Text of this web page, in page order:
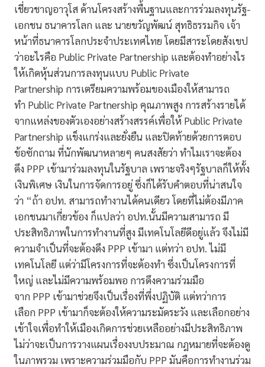
เชี่ยวชาญอาวุโส ด้านโครงสร้างพื้นฐานและการร่วมลงทุนรัฐ-
เอกชน ธนาคารโลก และ นายขวัญพัฒน์ สุทธิธรรมกิจ เจ้า
หน้าที่ธนาคารโลกประจำประเทศไทย โดยมีสาระโดยสังเขป
ว่าอะไรคือ Public Private Partnership และต้องทำอย่างไร
ให้เกิดหุ้นส่วนการลงทุนแบบ Public Private
Partnership การเตรียมความพร้อมของเมืองให้สามารถ
ทำ Public Private Partnership คุณภาพสูง การสร้างรายได้
จากแหล่งของตัวเองอย่างสร้างสรรค์เพื่อให้ Public Private
Partnership แข็งแกร่งและยั่งยืน และปิดท้ายด้วยการตอบ
ข้อซักถาม ที่นักพัฒนาหลายๆ คนสงสัยว่า ทำไมเราจะต้อง
ดึง PPP เข้ามาร่วมลงทุนในรัฐบาล เพราะจริงๆรัฐบาลก็ให้ทั้ง
เงินพิเศษ เงินในการจัดการอยู่ ซึ่งก็ได้รับคำตอบที่น่าสนใจ
ว่า “ถ้า อปท. สามารถทำงานได้คนเดียว โดยที่ไม่ต้องมีภาค
เอกชนมาเกี่ยวข้อง ก็แปลว่า อปท.นั้นมีความสามารถ มี
ประสิทธิภาพในการทำงานที่สูง มีเทคโนโลยีดีอยู่แล้ว จึงไม่มี
ความจำเป็นที่จะต้องดึง PPP เข้ามา แต่ทว่า อปท. ไม่มี
เทคโนโลยี แต่ว่ามีโครงการที่จะต้องทำ ซึ่งเป็นโครงการที่
ใหญ่ และไม่มีความพร้อมพอ การดึงความร่วมมือ
จาก PPP เข้ามาช่วยจึงเป็นเรื่องที่พึ่งปฏิบัติ แต่ทว่าการ
เลือก PPP เข้ามาก็จะต้องให้ความระมัดระวัง และเลือกอย่าง
เข้าใจเพื่อทำให้เมืองเกิดการช่วยเหลืออย่างมีประสิทธิภาพ
ไม่ว่าจะเป็นการวางแผนเรื่องงบประมาณ กฎหมายที่จะต้องดู
ในภาพรวม เพราะความร่วมมือกับ PPP มันคือการทำงานร่วม